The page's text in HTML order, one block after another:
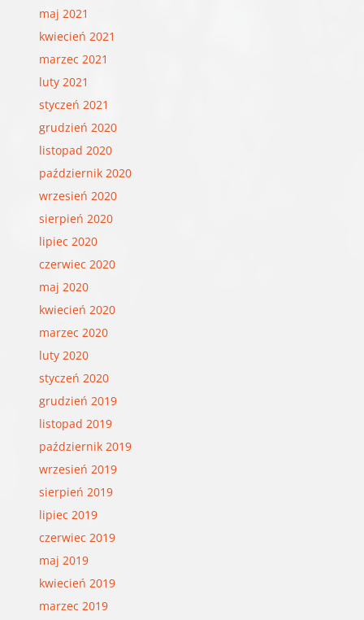
maj 2021
kwiecień 2021
marzec 2021
luty 2021
styczeń 2021
grudzień 2020
listopad 2020
październik 2020
wrzesień 2020
sierpień 2020
lipiec 2020
czerwiec 2020
maj 2020
kwiecień 2020
marzec 2020
luty 2020
styczeń 2020
grudzień 2019
listopad 2019
październik 2019
wrzesień 2019
sierpień 2019
lipiec 2019
czerwiec 2019
maj 2019
kwiecień 2019
marzec 2019